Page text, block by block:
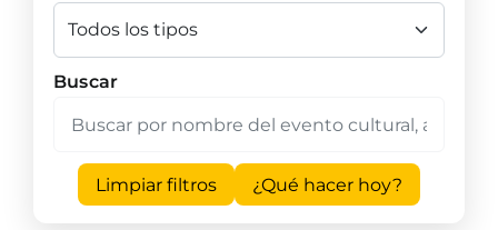
Buscar
Limpiar filtros ¿Qué hacer hoy?